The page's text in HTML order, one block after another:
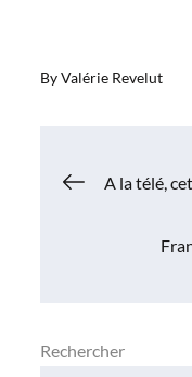
ByValérie Revelut
A la télé,
Rechercher